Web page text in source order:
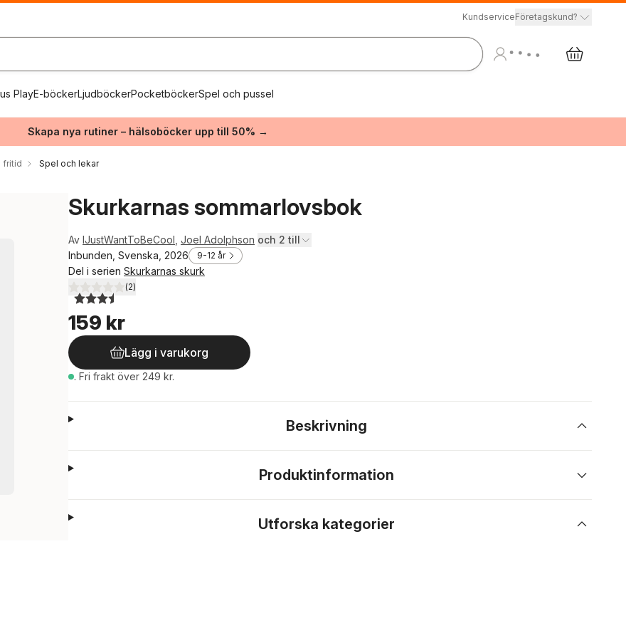
KundserviceFöretagskund?
PlayE-böckerLjudböckerPocketböckerSpel och pussel
Skapa nya rutiner – hälsoböcker upp till 50% →
fritid Spel och lekar
Skurkarnas sommarlovsbok
Av IJustWantToBeCool Joel Adolphson och 2 till
Inbunden, Svenska, 2026
9-12 år
Del i serien Skurkarnas skurk
3,5utav 5 stjärnor. Totalt antal röster:
(2)
159 kr
Lägg i varukorg
. Fri frakt över 249 kr.
Beskrivning
Produktinformation
Utforska kategorier